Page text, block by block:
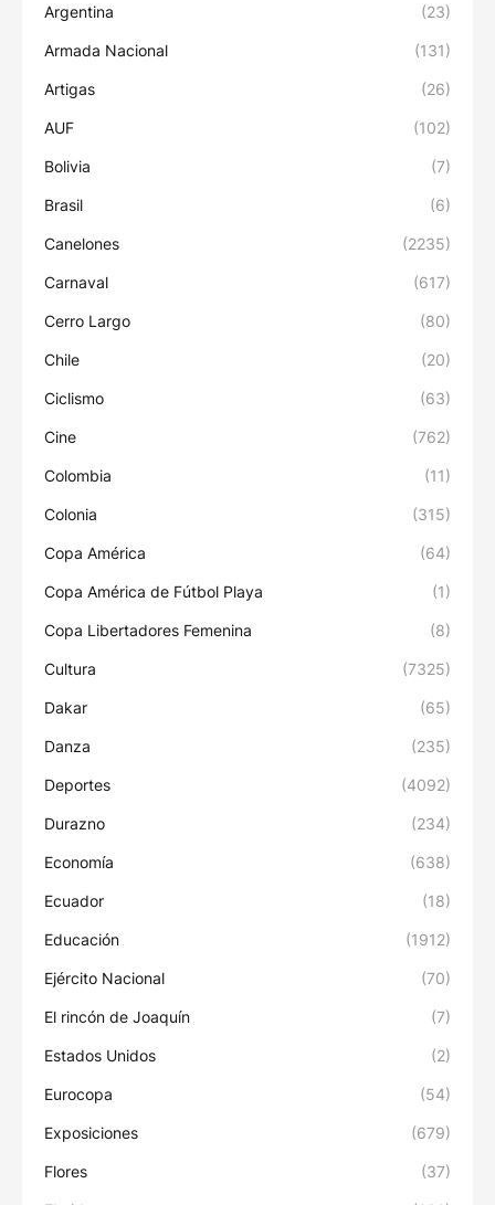
Argentina (23)
Armada Nacional (131)
Artigas (26)
AUF (102)
Bolivia (7)
Brasil (6)
Canelones (2235)
Carnaval (617)
Cerro Largo (80)
Chile (20)
Ciclismo (63)
Cine (762)
Colombia (11)
Colonia (315)
Copa América (64)
Copa América de Fútbol Playa (1)
Copa Libertadores Femenina (8)
Cultura (7325)
Dakar (65)
Danza (235)
Deportes (4092)
Durazno (234)
Economía (638)
Ecuador (18)
Educación (1912)
Ejército Nacional (70)
El rincón de Joaquín (7)
Estados Unidos (2)
Eurocopa (54)
Exposiciones (679)
Flores (37)